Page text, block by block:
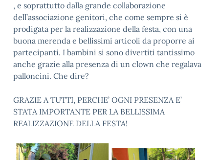
, e soprattutto dalla grande collaborazione
dell’associazione genitori, che come sempre si è
prodigata per la realizzazione della festa, con una
buona merenda e bellissimi articoli da proporre ai
partecipanti. I bambini si sono divertiti tantissimo
anche grazie alla presenza di un clown che regalava
palloncini. Che dire?
GRAZIE A TUTTI, PERCHE’ OGNI PRESENZA E’
STATA IMPORTANTE PER LA BELLISSIMA
REALIZZAZIONE DELLA FESTA!